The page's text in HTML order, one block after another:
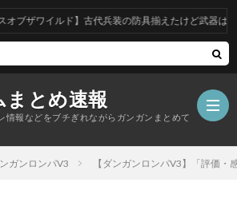
まとめ速報
情報などをブチぎれながらガンガンまとめて
ワイルド】古代兵装の防具揃えたけど武器はどれ買
ガンロンパV3 【ダンガンロンパV3】「評価